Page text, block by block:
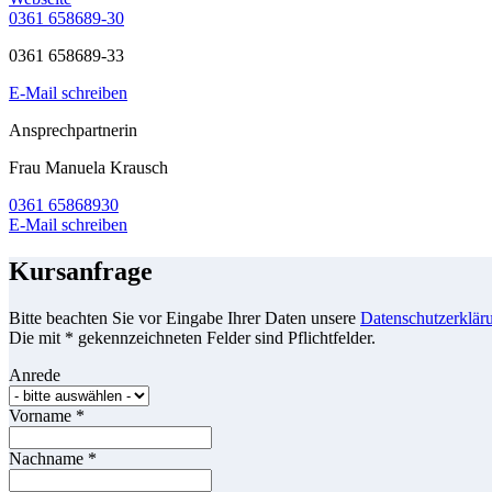
0361 658689-30
0361 658689-33
E-Mail schreiben
Ansprechpartnerin
Frau Manuela Krausch
0361 65868930
E-Mail schreiben
Kursanfrage
Bitte beachten Sie vor Eingabe Ihrer Daten unsere
Die mit * gekennzeichneten Felder sind Pflichtfelder.
Anrede
Vorname *
Nachname *